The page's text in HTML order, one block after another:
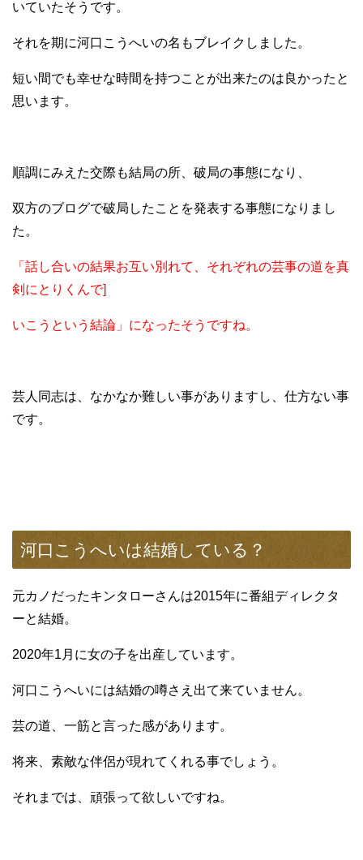
いていたそうです。
それを期に河口こうへいの名もブレイクしました。
短い間でも幸せな時間を持つことが出来たのは良かったと
思います。
順調にみえた交際も結局の所、破局の事態になり、
双方のブログで破局したことを発表する事態になりまし
た。
「話し合いの結果お互い別れて、それぞれの芸事の道を真
剣にとりくんで]
いこうという結論」になったそうですね。
芸人同志は、なかなか難しい事がありますし、仕方ない事
です。
河口こうへいは結婚している？
元カノだったキンタローさんは2015年に番組ディレクタ
ーと結婚。
2020年1月に女の子を出産しています。
河口こうへいには結婚の噂さえ出て来ていません。
芸の道、一筋と言った感があります。
将来、素敵な伴侶が現れてくれる事でしょう。
それまでは、頑張って欲しいですね。